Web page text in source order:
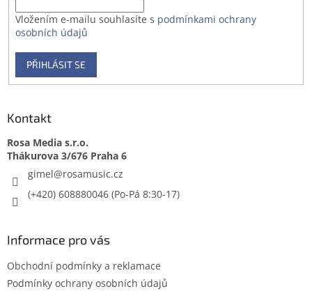
Vložením e-mailu souhlasíte s podmínkami ochrany
osobních údajů
PŘIHLÁSIT SE
Kontakt
Rosa Media s.r.o.
gimel@rosamusic.cz
(+420) 608880046
Informace pro vás
Obchodní podmínky a reklamace
Podmínky ochrany osobních údajů